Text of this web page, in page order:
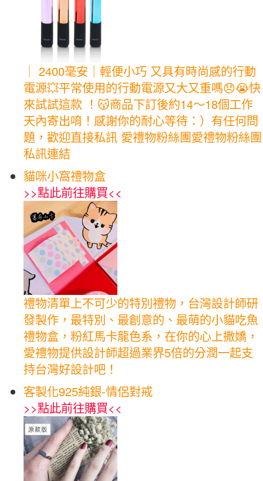
｜ 2400毫安｜輕便小巧 又具有時尚感的行動
電源💥平常使用的行動電源又大又重嗎😞😭快
來試試這款 ！😽商品下訂後約14～18個工作
天內寄出唷！感謝你的耐心等待：）有任何問
題，歡迎直接私訊 愛禮物粉絲團愛禮物粉絲團
私訊連結
貓咪小窩禮物盒
>>點此前往購買<<
禮物清單上不可少的特別禮物，台灣設計師研
發製作，最特別、最創意的、最萌的小貓吃魚
禮物盒，粉紅馬卡龍色系，在你的心上撒嬌，
愛禮物提供設計師超過業界5倍的分潤一起支
持台灣好設計吧！
客製化925純銀-情侶對戒
>>點此前往購買<<